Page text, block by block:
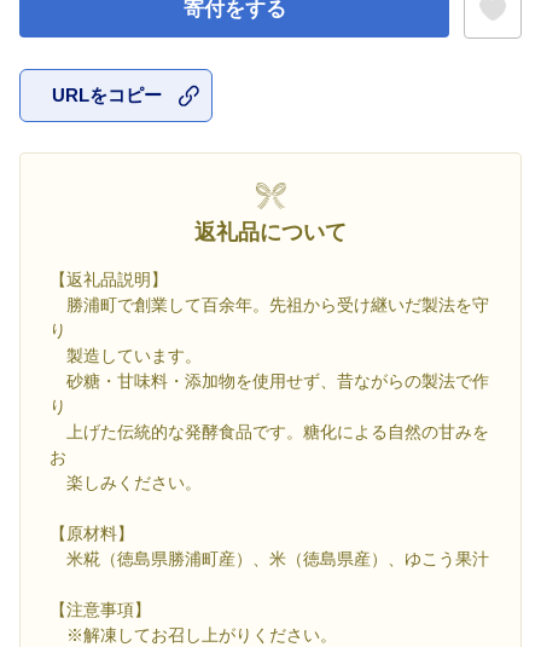
寄付をする
URLをコピー
返礼品について
【返礼品説明】
勝浦町で創業して百余年。先祖から受け継いだ製法を守
り
製造しています。
砂糖・甘味料・添加物を使用せず、昔ながらの製法で作
り
上げた伝統的な発酵食品です。糖化による自然の甘みを
お
楽しみください。
【原材料】
米糀（徳島県勝浦町産）、米（徳島県産）、ゆこう果汁
【注意事項】
※解凍してお召し上がりください。